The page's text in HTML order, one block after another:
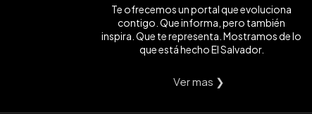
Te ofrecemos un portal que evoluciona
contigo. Que informa, pero también
inspira. Que te representa. Mostramos de lo
que está hecho El Salvador.
Ver mas ❯